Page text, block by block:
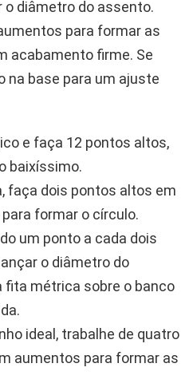
diâmetro do assento.
para formar as
acabamento firme. Se
na base para um ajuste
e faça 12 pontos altos,
baixíssimo.
faça dois pontos altos em
formar o círculo.
um ponto a cada dois
o diâmetro do
fita métrica sobre o banco
ideal, trabalhe de quatro
aumentos para formar as